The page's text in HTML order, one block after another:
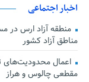
اخبار اجتماعی
منطقه آزاد ارس
مناطق آزاد کشور
اعمال محدودیت‌های
مقطعی چالوس و هراز